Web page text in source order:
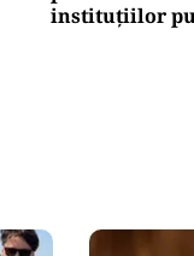
instituțiilor